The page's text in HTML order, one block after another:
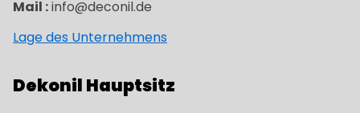
Mail :info@deconil.de
Lage des Unternehmens
Dekonil Hauptsitz